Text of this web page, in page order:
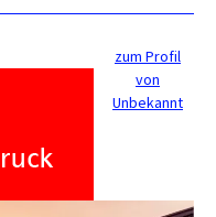
zum Profil
von
Unbekannt